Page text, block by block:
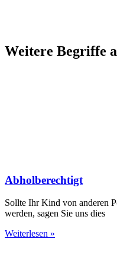
Weitere Begriffe
Abholberechtigt
Sollte Ihr Kind von anderen
werden, sagen Sie uns dies
Weiterlesen »